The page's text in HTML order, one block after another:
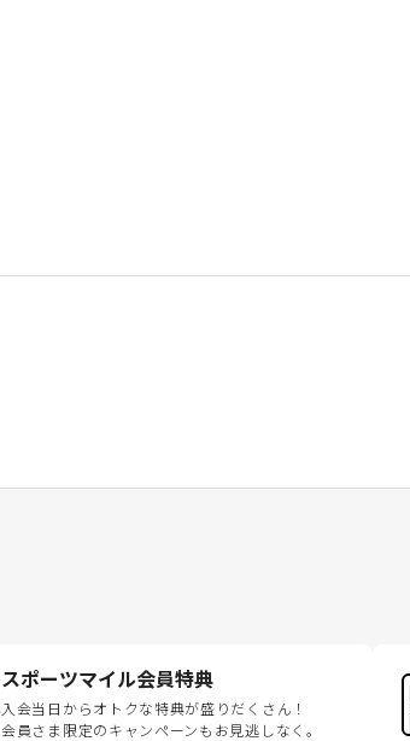
スポーツマイル会員特典
入会当日からオトクな特典が盛りだくさん！
会員さま限定のキャンペーンもお見逃しなく。